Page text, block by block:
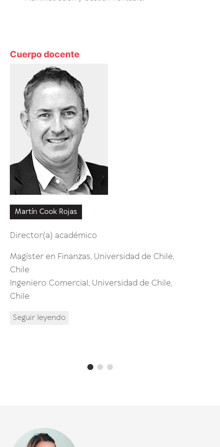
Cuerpo docente
Martín Cook Rojas
Director(a) académico
Magíster en Finanzas, Universidad de Chile,
Chile
Ingeniero Comercial, Universidad de Chile,
Chile
Seguir leyendo